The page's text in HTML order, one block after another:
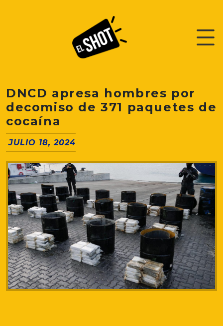
DNCD apresa hombres por
decomiso de 371 paquetes de
cocaína
JULIO 18, 2024